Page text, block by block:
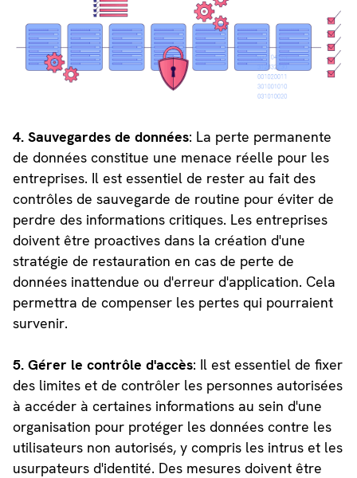
4. Sauvegardes de données: La perte permanente
de données constitue une menace réelle pour les
entreprises. Il est essentiel de rester au fait des
contrôles de sauvegarde de routine pour éviter de
perdre des informations critiques. Les entreprises
doivent être proactives dans la création d'une
stratégie de restauration en cas de perte de
données inattendue ou d'erreur d'application. Cela
permettra de compenser les pertes qui pourraient
survenir.
5. Gérer le contrôle d'accès: Il est essentiel de fixer
des limites et de contrôler les personnes autorisées
à accéder à certaines informations au sein d'une
organisation pour protéger les données contre les
utilisateurs non autorisés, y compris les intrus et les
usurpateurs d'identité. Des mesures doivent être